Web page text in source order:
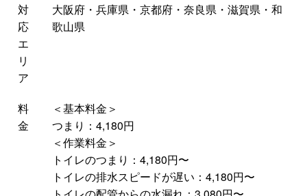
対
応
エ
リ
ア
大阪府・兵庫県・京都府・奈良県・滋賀県・和
歌山県
料
金
＜基本料金＞
つまり：4,180円
＜作業料金＞
トイレのつまり：4,180円〜
トイレの排水スピードが遅い：4,180円〜